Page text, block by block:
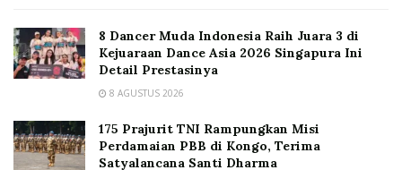
8 Dancer Muda Indonesia Raih Juara 3 di
Kejuaraan Dance Asia 2026 Singapura Ini
Detail Prestasinya
8 AGUSTUS 2026
175 Prajurit TNI Rampungkan Misi
Perdamaian PBB di Kongo, Terima
Satyalancana Santi Dharma